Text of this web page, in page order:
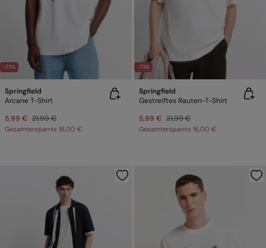
-73%
Springfield
Arcane T-Shirt
5,99 € 21,99 €
Gesamtersparnis 16,00 €
-73%
Springfield
Gestreiftes Rauten-T-Shirt
5,99 € 21,99 €
Gesamtersparnis 16,00 €